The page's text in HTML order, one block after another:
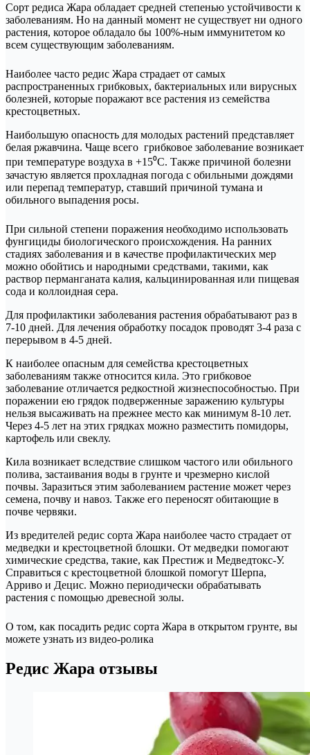
Сорт редиса Жара обладает средней степенью устойчивости к
заболеваниям. Но на данный момент не существует ни одного
растения, которое обладало бы 100%-ным иммунитетом ко
всем существующим заболеваниям.
Наиболее часто редис Жара страдает от самых
распространенных грибковых, бактериальных или вирусных
болезней, которые поражают все растения из семейства
крестоцветных.
Наибольшую опасность для молодых растений представляет
белая ржавчина. Чаще всего грибковое заболевание возникает
при температуре воздуха в +15⁰С. Также причиной болезни
зачастую является прохладная погода с обильными дождями
или перепад температур, ставший причиной тумана и
обильного выпадения росы.
При сильной степени поражения необходимо использовать
фунгициды биологического происхождения. На ранних
стадиях заболевания и в качестве профилактических мер
можно обойтись и народными средствами, такими, как
раствор перманганата калия, кальцинированная или пищевая
сода и коллоидная сера.
Для профилактики заболевания растения обрабатывают раз в
7-10 дней. Для лечения обработку посадок проводят 3-4 раза с
перерывом в 4-5 дней.
К наиболее опасным для семейства крестоцветных
заболеваниям также относится кила. Это грибковое
заболевание отличается редкостной жизнеспособностью. При
поражении ею грядок подверженные заражению культуры
нельзя высаживать на прежнее место как минимум 8-10 лет.
Через 4-5 лет на этих грядках можно разместить помидоры,
картофель или свеклу.
Кила возникает вследствие слишком частого или обильного
полива, застаивания воды в грунте и чрезмерно кислой
почвы. Заразиться этим заболеванием растение может через
семена, почву и навоз. Также его переносят обитающие в
почве червяки.
Из вредителей редис сорта Жара наиболее часто страдает от
медведки и крестоцветной блошки. От медведки помогают
химические средства, такие, как Престиж и Медведтокс-У.
Справиться с крестоцветной блошкой помогут Шерпа,
Арриво и Децис. Можно периодически обрабатывать
растения с помощью древесной золы.
О том, как посадить редис сорта Жара в открытом грунте, вы
можете узнать из видео-ролика
Редис Жара отзывы